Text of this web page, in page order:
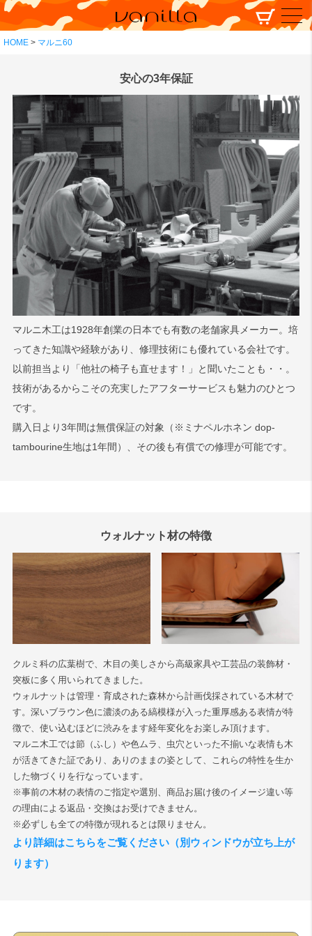
HOME マルニ60
検索
安心の3年保証
マルニ木工は1928年創業の日本でも有数の老舗家具メーカー。培
ってきた知識や経験があり、修理技術にも優れている会社です。
以前担当より「他社の椅子も直せます！」と聞いたことも・・。
技術があるからこその充実したアフターサービスも魅力のひとつ
です。
購入日より3年間は無償保証の対象（※ミナペルホネン dop-
tambourine生地は1年間）、その後も有償での修理が可能です。
ウォルナット材の特徴
クルミ科の広葉樹で、木目の美しさから高級家具や工芸品の装飾材・
突板に多く用いられてきました。
ウォルナットは管理・育成された森林から計画伐採されている木材で
す。深いブラウン色に濃淡のある縞模様が入った重厚感ある表情が特
徴で、使い込むほどに渋みをます経年変化をお楽しみ頂けます。
マルニ木工では節（ふし）や色ムラ、虫穴といった不揃いな表情も木
が活きてきた証であり、ありのままの姿として、これらの特性を生か
した物づくりを行なっています。
※事前の木材の表情のご指定や選別、商品お届け後のイメージ違い等
の理由による返品・交換はお受けできません。
※必ずしも全ての特徴が現れるとは限りません。
より詳細はこちらをご覧ください（別ウィンドウが立ち上が
ります）